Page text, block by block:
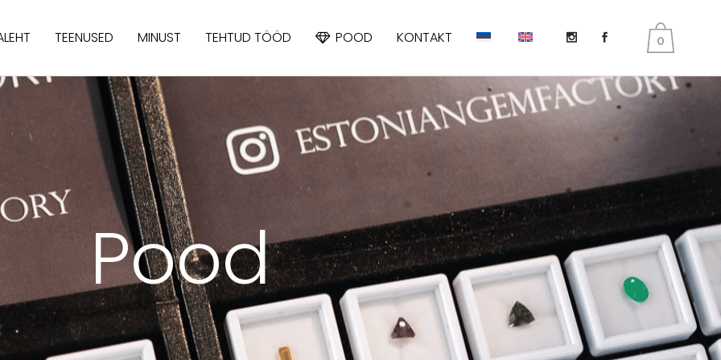
0
TEENUSED MINUST TEHTUD TÖÖD POOD
APATIIT DIOPSIID
KUNSIIT
PERIDOT E. OLIVIIN
SMARAGD
SPINELL TANSANIIT
TOPAAS TURMALIIN
KONTAKT
Pood